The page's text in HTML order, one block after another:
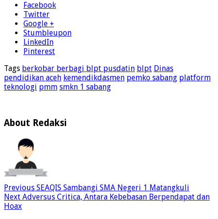
Facebook
Twitter
Google +
Stumbleupon
LinkedIn
Pinterest
Tags berkobar berbagi blpt pusdatin blpt Dinas
pendidikan aceh kemendikdasmen pemko sabang platform
teknologi pmm smkn 1 sabang
About Redaksi
Previous SEAQIS Sambangi SMA Negeri 1 Matangkuli
Next Adversus Critica, Antara Kebebasan Berpendapat dan
Hoax